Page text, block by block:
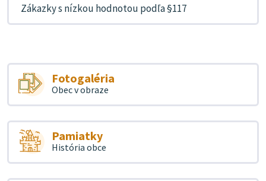
Zákazky s nízkou hodnotou podľa §117
Fotogaléria
Obec v obraze
Pamiatky
História obce